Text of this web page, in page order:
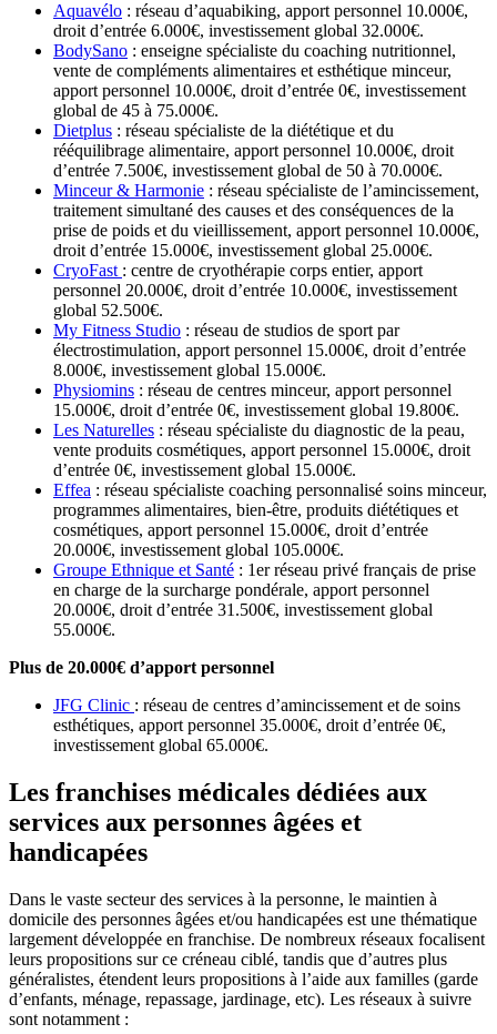
Aquavélo : réseau d’aquabiking, apport personnel 10.000€,
droit d’entrée 6.000€, investissement global 32.000€.
BodySano : enseigne spécialiste du coaching nutritionnel,
vente de compléments alimentaires et esthétique minceur,
apport personnel 10.000€, droit d’entrée 0€, investissement
global de 45 à 75.000€.
Dietplus : réseau spécialiste de la diététique et du
rééquilibrage alimentaire, apport personnel 10.000€, droit
d’entrée 7.500€, investissement global de 50 à 70.000€.
Minceur & Harmonie : réseau spécialiste de l’amincissement,
traitement simultané des causes et des conséquences de la
prise de poids et du vieillissement, apport personnel 10.000€,
droit d’entrée 15.000€, investissement global 25.000€.
CryoFast : centre de cryothérapie corps entier, apport
personnel 20.000€, droit d’entrée 10.000€, investissement
global 52.500€.
My Fitness Studio : réseau de studios de sport par
électrostimulation, apport personnel 15.000€, droit d’entrée
8.000€, investissement global 15.000€.
Physiomins : réseau de centres minceur, apport personnel
15.000€, droit d’entrée 0€, investissement global 19.800€.
Les Naturelles : réseau spécialiste du diagnostic de la peau,
vente produits cosmétiques, apport personnel 15.000€, droit
d’entrée 0€, investissement global 15.000€.
Effea : réseau spécialiste coaching personnalisé soins minceur,
programmes alimentaires, bien-être, produits diététiques et
cosmétiques, apport personnel 15.000€, droit d’entrée
20.000€, investissement global 105.000€.
Groupe Ethnique et Santé : 1er réseau privé français de prise
en charge de la surcharge pondérale, apport personnel
20.000€, droit d’entrée 31.500€, investissement global
55.000€.
Plus de 20.000€ d’apport personnel
JFG Clinic : réseau de centres d’amincissement et de soins
esthétiques, apport personnel 35.000€, droit d’entrée 0€,
investissement global 65.000€.
Les franchises médicales dédiées aux
services aux personnes âgées et
handicapées
Dans le vaste secteur des services à la personne, le maintien à
domicile des personnes âgées et/ou handicapées est une thématique
largement développée en franchise. De nombreux réseaux focalisent
leurs propositions sur ce créneau ciblé, tandis que d’autres plus
généralistes, étendent leurs propositions à l’aide aux familles (garde
d’enfants, ménage, repassage, jardinage, etc). Les réseaux à suivre
sont notamment :